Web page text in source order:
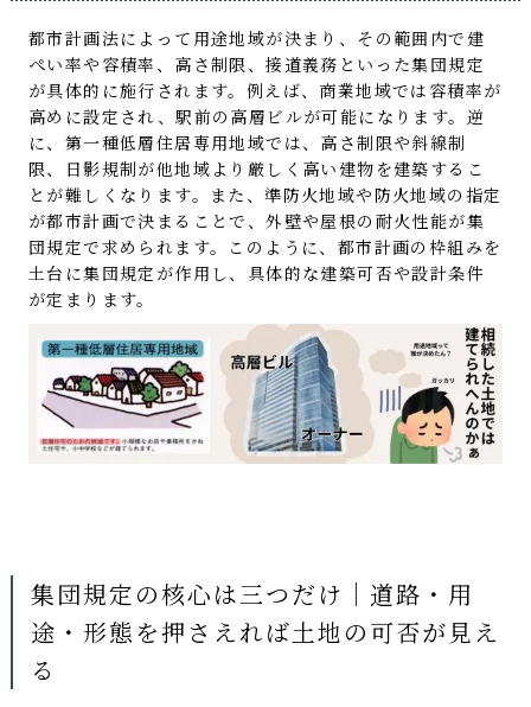
都市計画法によって用途地域が決まり、その範囲内で建
ぺい率や容積率、高さ制限、接道義務といった集団規定
が具体的に施行されます。例えば、商業地域では容積率が
高めに設定され、駅前の高層ビルが可能になります。逆
に、第一種低層住居専用地域では、高さ制限や斜線制
限、日影規制が他地域より厳しく高い建物を建築するこ
とが難しくなります。また、準防火地域や防火地域の指定
が都市計画で決まることで、外壁や屋根の耐火性能が集
団規定で求められます。このように、都市計画の枠組みを
土台に集団規定が作用し、具体的な建築可否や設計条件
が定まります。
集団規定の核心は三つだけ｜道路・用
途・形態を押さえれば土地の可否が見え
る